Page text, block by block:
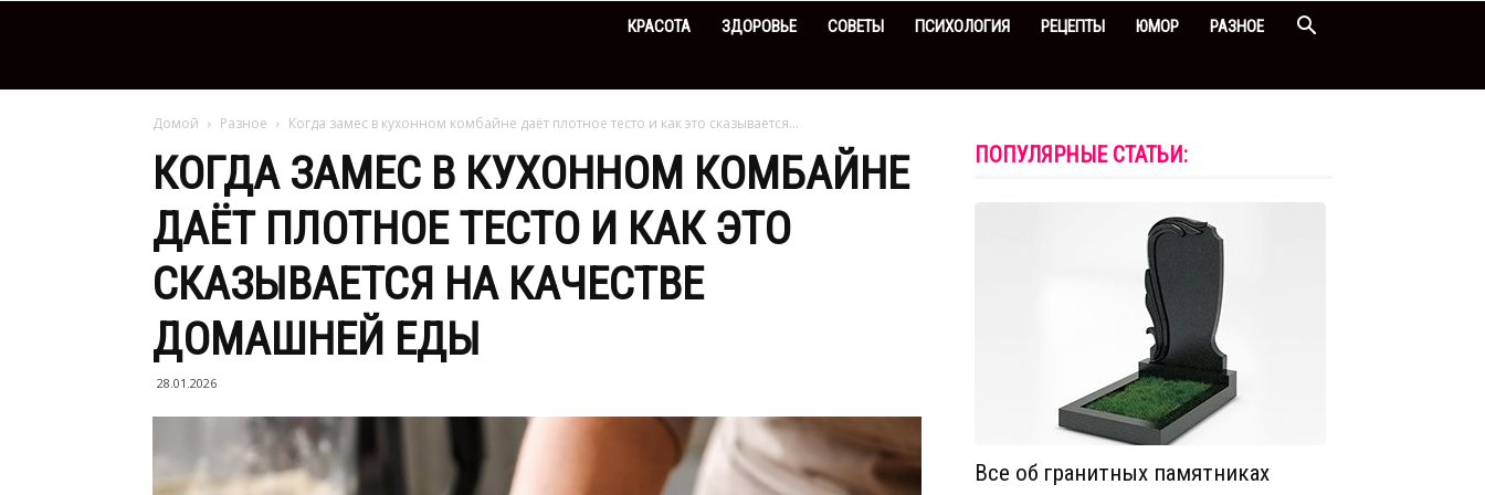
КРАСОТА ЗДОРОВЬЕ СОВЕТЫ ПСИХОЛОГИЯ РЕЦЕПТЫ ЮМОР РАЗНОЕ
Домой Разное Когда замес в кухонном комбайне даёт плотное тесто и как это сказывается...
КОГДА ЗАМЕС В КУХОННОМ КОМБАЙНЕ
ДАЁТ ПЛОТНОЕ ТЕСТО И КАК ЭТО
СКАЗЫВАЕТСЯ НА КАЧЕСТВЕ
ДОМАШНЕЙ ЕДЫ
28.01.2026
ПОПУЛЯРНЫЕ СТАТЬИ:
Все об гранитных памятниках